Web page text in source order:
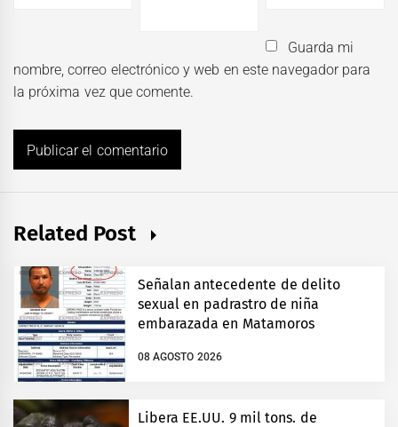
Guarda mi
nombre, correo electrónico y web en este navegador para
la próxima vez que comente.
Related Post
Señalan antecedente de delito
sexual en padrastro de niña
embarazada en Matamoros
08 AGOSTO 2026
Libera EE.UU. 9 mil tons. de